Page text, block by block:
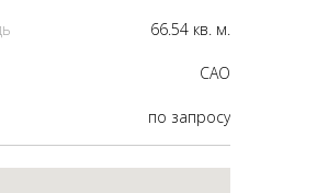
66.54 кв. м.
CАО
по запросу